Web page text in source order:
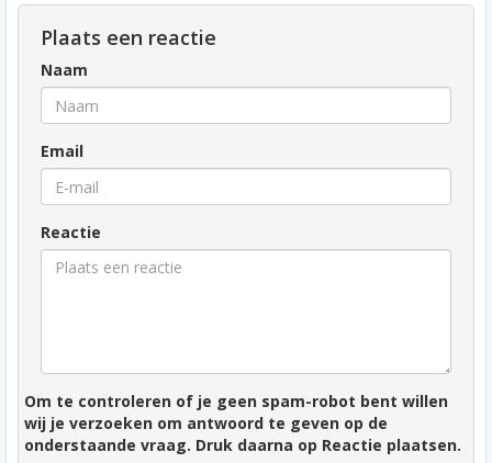
Plaats een reactie
Naam
Email
Reactie
Om te controleren of je geen spam-robot bent willen
wij je verzoeken om antwoord te geven op de
onderstaande vraag. Druk daarna op Reactie plaatsen.